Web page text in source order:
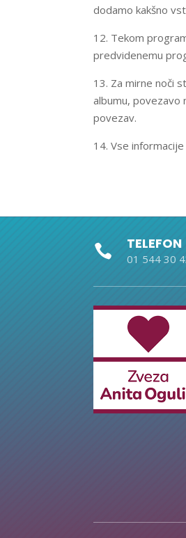
dodamo kakšno
12. Tekom
predvidenemu
13. Za mirne noči
albumu, povezavo
povezav.
14. Vse
 TELEFON
01 544 30